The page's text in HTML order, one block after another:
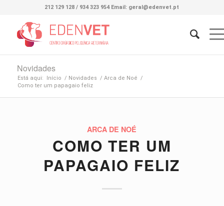
212 129 128 / 934 323 954 Email: geral@edenvet.pt
Novidades
Está aqui: Início / Novidades / Arca de Noé /
Como ter um papagaio feliz
ARCA DE NOÉ
COMO TER UM
PAPAGAIO FELIZ